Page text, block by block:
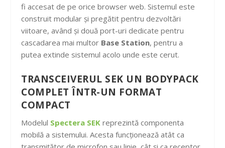
fi accesat de pe orice browser web. Sistemul este
construit modular și pregătit pentru dezvoltări
viitoare, având și două port-uri dedicate pentru
cascadarea mai multor Base Station, pentru a
putea extinde sistemul acolo unde este cerut.
TRANSCEIVERUL SEK UN BODYPACK
COMPLET ÎNTR-UN FORMAT
COMPACT
Modelul Spectera SEK reprezintă componenta
mobilă a sistemului. Acesta funcționează atât ca